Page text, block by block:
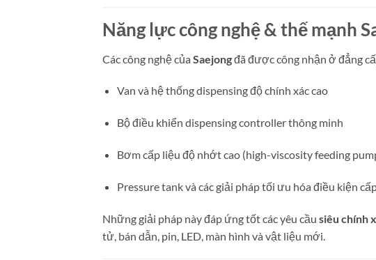
Năng lực công nghệ & thế mạnh
Các công nghệ của Saejongđã được công nhận ở đẳng
Van và hệ thống dispensing độ chính xác cao
Bộ điều khiển dispensing controller thông minh
Bơm cấp liệu độ nhớt cao (high-viscosity feeding
Pressure tank và các giải pháp tối ưu hóa điều kiện
Những giải pháp này đáp ứng tốt các yêu cầu siêu chính
tử, bán dẫn, pin, LED, màn hình và vật liệu mới.